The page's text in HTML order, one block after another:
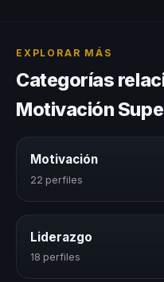
EXPLORAR MÁS
Categorías
Motivación
Motivación
22 perfiles
Liderazgo
18 perfiles